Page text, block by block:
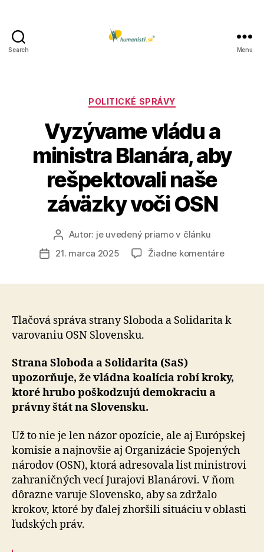
Search Menu
Kategórie
POLITICKÉ SPRÁVY
Vyzývame vládu a
ministra Blanára, aby
rešpektovali naše
záväzky voči OSN
Autor
článku
Autor: je uvedený priamo v článku
Dátum
21. marca 2025 Žiadne komentárena
Blanára,
voči
Tlačová správa strany Sloboda a Solidarita k
varovaniu OSN Slovensku.
Strana Sloboda a Solidarita (SaS)
upozorňuje, že vládna koalícia robí kroky,
ktoré hrubo poškodzujú demokraciu a
právny štát na Slovensku.
Už to nie je len názor opozície, ale aj Európskej
komisie a najnovšie aj Organizácie Spojených
národov (OSN), ktorá adresovala list ministrovi
zahraničných vecí Jurajovi Blanárovi. V ňom
dôrazne varuje Slovensko, aby sa zdržalo
krokov, ktoré by ďalej zhoršili situáciu v oblasti
ľudských práv.